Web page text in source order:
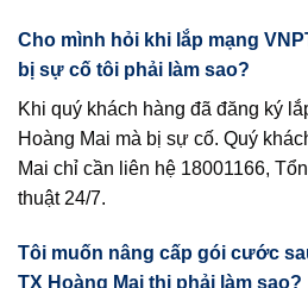
Cho mình hỏi khi lắp mạng
bị sự cố tôi phải làm sao?
Khi quý khách hàng đã đăng ký
Hoàng Mai mà bị sự cố. Quý
Mai chỉ cần liên hệ 18001166,
thuật 24/7.
Tôi muốn nâng cấp gói cước
TX Hoàng Mai thi phải làm sao?